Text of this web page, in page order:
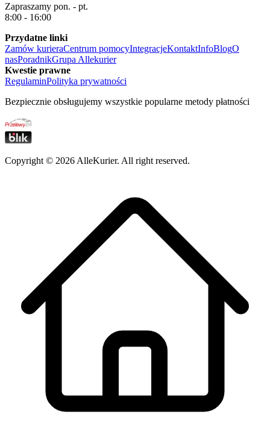
Zapraszamy pon. - pt.
8:00 - 16:00
Przydatne linki
Zamów kurieraCentrum pomocyIntegracjeKontaktInfoBlogO
nasPoradnikGrupa Allekurier
Kwestie prawne
RegulaminPolityka prywatności
Bezpiecznie obsługujemy wszystkie popularne metody płatności
Copyright © 2026 AlleKurier. All right reserved.